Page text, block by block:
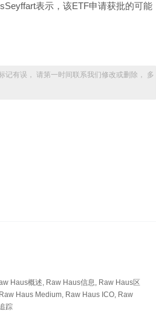
表示，该ETF申请获批的可能
记有误， 请第一时间联系我们修改或删除， 多
Haus概述, Raw Haus信息, Raw Haus区
Haus Medium, Raw Haus ICO, Raw
踪